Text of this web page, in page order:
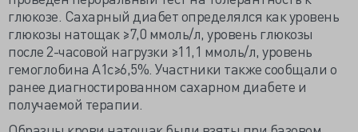
глюкозе. Сахарный диабет определялся как уровень
глюкозы натощак ≥7,0 ммоль/л, уровень глюкозы
после 2-часовой нагрузки ≥11,1 ммоль/л, уровень
гемоглобина A1c≥6,5%. Участники также сообщали о
ранее диагностированном сахарном диабете и
получаемой терапии.